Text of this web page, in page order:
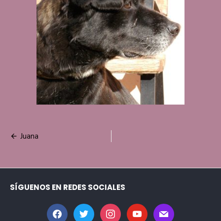
Navegación
entradas
Juana
SÍGUENOS EN REDES SOCIALES
facebooktwitter instagramyoutube mail